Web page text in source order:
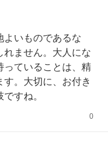
よいものであるな
れません。大人にな
っていることは、精
。大切に、お付き
すね。
0